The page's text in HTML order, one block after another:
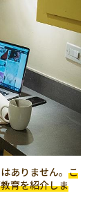
ありません。こ
育を紹介しま